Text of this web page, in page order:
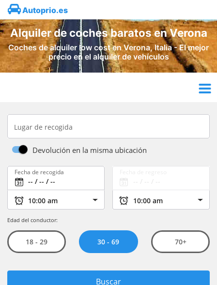
Autoprio.es
Alquiler de coches baratos en Verona
Coches de alquiler low cost en Verona, Italia - El mejor
precio en el alquiler de vehículos